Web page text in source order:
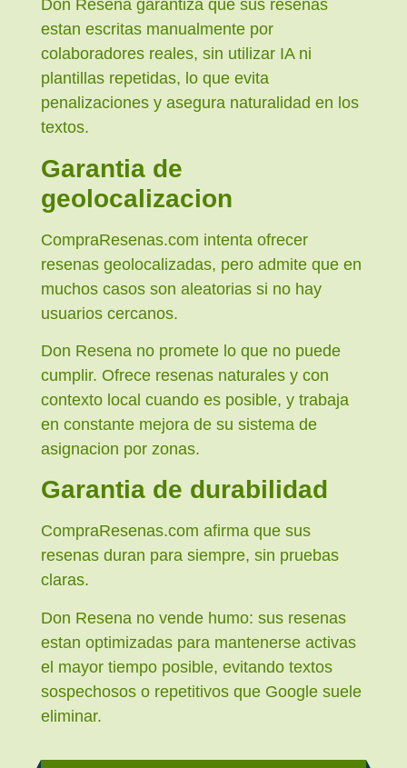
Don Resena garantiza que sus resenas
estan escritas manualmente por
colaboradores reales, sin utilizar IA ni
plantillas repetidas, lo que evita
penalizaciones y asegura naturalidad en los
textos.
Garantia de
geolocalizacion
CompraResenas.com intenta ofrecer
resenas geolocalizadas, pero admite que en
muchos casos son aleatorias si no hay
usuarios cercanos.
Don Resena no promete lo que no puede
cumplir. Ofrece resenas naturales y con
contexto local cuando es posible, y trabaja
en constante mejora de su sistema de
asignacion por zonas.
Garantia de durabilidad
CompraResenas.com afirma que sus
resenas duran para siempre, sin pruebas
claras.
Don Resena no vende humo: sus resenas
estan optimizadas para mantenerse activas
el mayor tiempo posible, evitando textos
sospechosos o repetitivos que Google suele
eliminar.